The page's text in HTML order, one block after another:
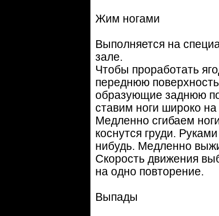
Жим ногами
Выполняется на
зале.
Чтобы проработать
переднюю
образующие заднюю
ставим ноги широко
Медленно сгибаем
коснутся груди.
нибудь. Медленно
Скорость движения
на одно повторение.
Выпады